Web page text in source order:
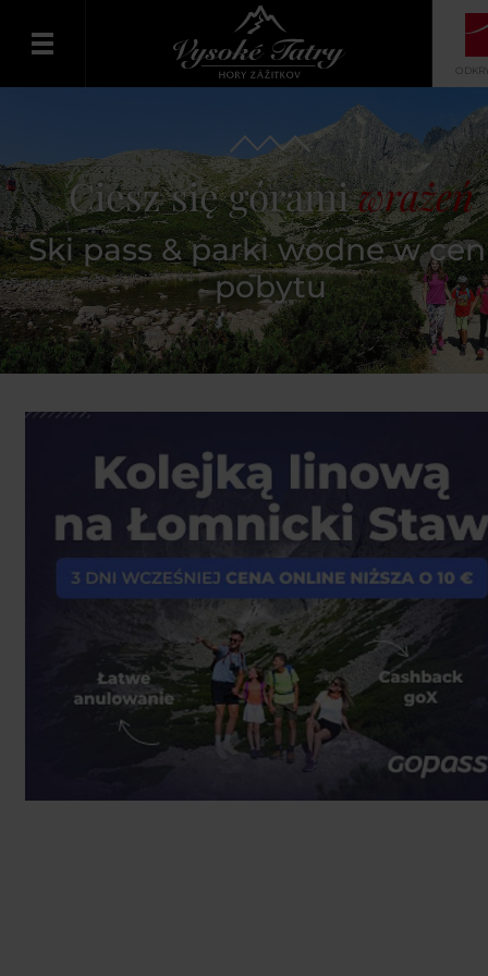
Ciesz się góramiwrażeń
Ski pass & parki wodne w
pobytu